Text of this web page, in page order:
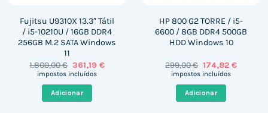
Fujitsu U9310X 13.3″ Tátil
/ i5-10210U / 16GB DDR4
256GB M.2 SATA Windows
11
1.800,00€ O
preço
era:
1.800,00 €.
361,19 €O
impostos incluídos
Adicionar
HP 800 G2 TORRE / i5-
6600 / 8GB DDR4 500GB
HDD Windows 10
299,00€ O
preço
era:
299,00 €.
174,82 €O
impostos incluídos
Adicionar